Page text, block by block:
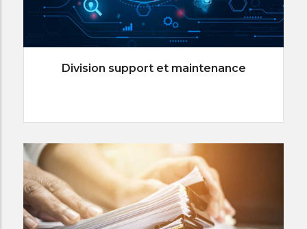
Division support et maintenance